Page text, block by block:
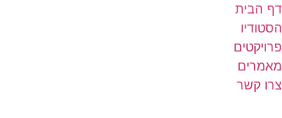
דף הבית
הסטודיו
פרויקטים
מאמרים
צרו קשר